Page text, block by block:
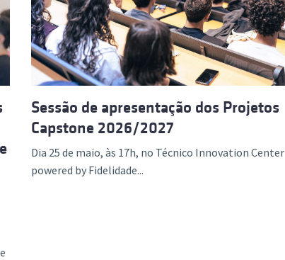
Avançada
Sessão de apresentação dos Projetos
Capstone 2026/2027
Dia 25 de maio, às 17h, no Técnico Innovation Center
powered by Fidelidade...